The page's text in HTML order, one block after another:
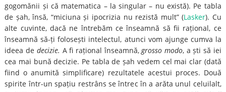
gogomănii și că matematica – la singular – nu există). Pe tabla
de șah, însă, “miciuna și ipocrizia nu rezistă mult” (Lasker). Cu
alte cuvinte, dacă ne întrebăm ce înseamnă să fii rațional, ce
înseamnă să-ți folosești intelectul, atunci vom ajunge cumva la
ideea de decizie. A fi rațional înseamnă,grosso modo, a ști să iei
cea mai bună decizie. Pe tabla de șah vedem cel mai clar (dată
fiind o anumită simplificare) rezultatele acestui proces. Două
spirite într-un spațiu restrâns se întrec în a arăta unul celuilalt,